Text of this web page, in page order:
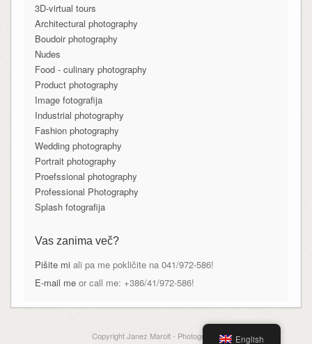
3D-virtual tours
Architectural photography
Boudoir photography
Nudes
Food - culinary photography
Product photography
Image fotografija
Industrial photography
Fashion photography
Wedding photography
Portrait photography
Proefssional photography
Professional Photography
Splash fotografija
Vas zanima več?
Pišite mi ali pa me pokličite na 041/972-586!
E-mail meor call me: +386/41/972-586!
Copyright Janez Marolt - Photography English